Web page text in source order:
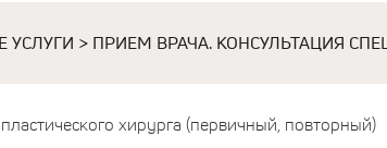
> ПРИЕМ ВРАЧА. КОНСУЛЬТАЦИЯ
хирурга (первичный, повторный)